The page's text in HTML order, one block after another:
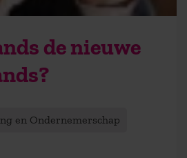
de nieuwe
en Ondernemerschap